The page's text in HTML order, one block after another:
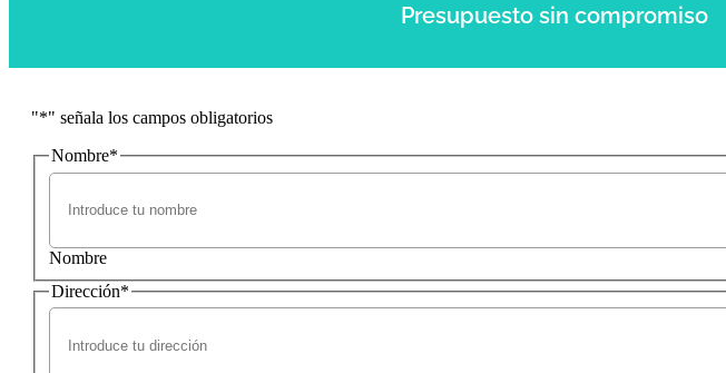
Presupuesto sin compromiso
"*" señala los campos obligatorios
Nombre*
Nombre
Dirección*